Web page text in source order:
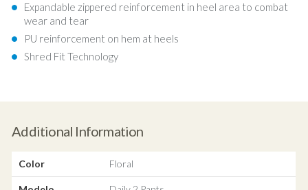
Expandable zippered reinforcement in heel area to combat
wear and tear
PU reinforcement on hem at heels
Shred Fit Technology
Additional Information
Color Floral